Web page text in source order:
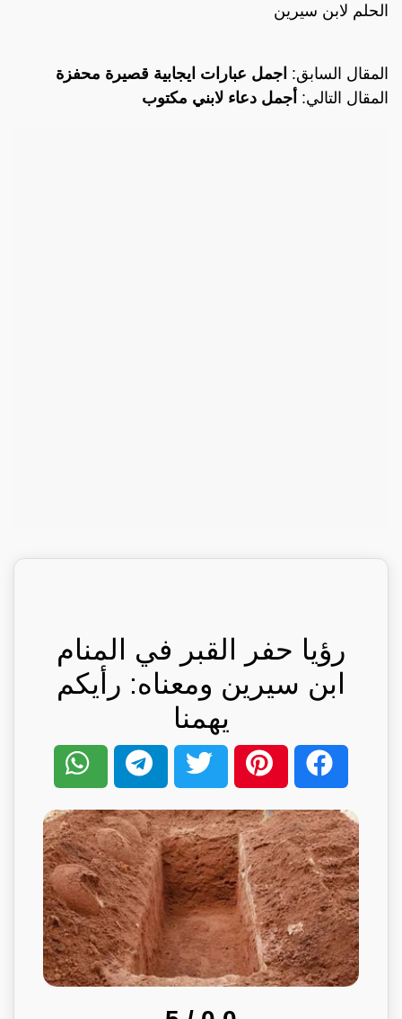
الحلم لابن سيرين
المقال السابق: اجمل عبارات ايجابية قصيرة محفزة
المقال التالي: أجمل دعاء لابني مكتوب
رؤيا حفر القبر في المنام
ابن سيرين ومعناه: رأيكم
يهمنا